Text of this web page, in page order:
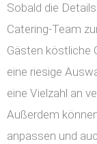
Sobald die
Catering-Team
Gästen köstliche
eine riesige
eine Vielzahl an
Außerdem
anpassen und